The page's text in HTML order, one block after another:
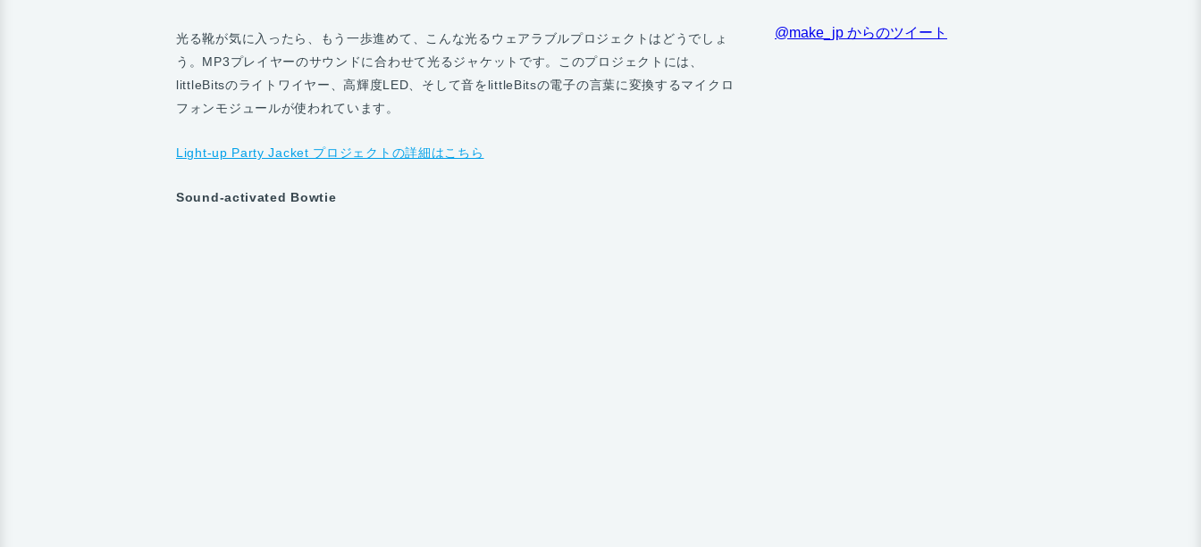
光る靴が気に入ったら、もう一歩進めて、こんな光るウェアラブルプロジェクトはどうでしょ
う。MP3プレイヤーのサウンドに合わせて光るジャケットです。このプロジェクトには、
littleBitsのライトワイヤー、高輝度LED、そして音をlittleBitsの電子の言葉に変換するマイクロ
フォンモジュールが使われています。
Light-up Party Jacket プロジェクトの詳細はこちら
Sound-activated Bowtie
@make_jp からのツイート